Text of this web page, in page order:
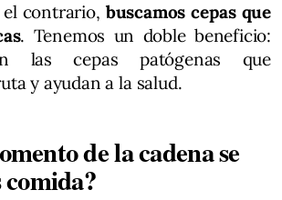
contrario, buscamos cepas que
. Tenemos un doble beneficio:
las cepas patógenas que
y ayudan a la salud.
de la cadena se